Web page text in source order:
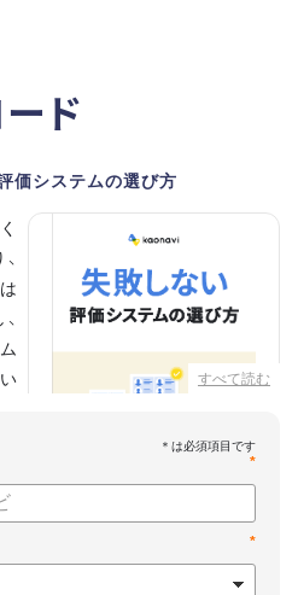
ド
価システムの選び方
すべて読む
企業の特徴
*
*